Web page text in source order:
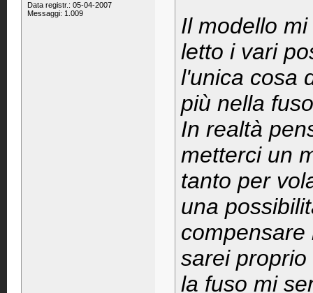
Data registr.: 05-04-2007
Messaggi: 1.009
Il modello
letto i vari
l'unica cosa
più nella
In realtà
metterci un
tanto per
una
compensare
sarei
la fuso mi